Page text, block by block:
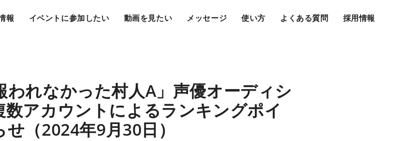
報 イベントに参加したい 動画を見たい メッセージ 使い方 よくある質問 採用情報
われなかった村人A」声優オーディシ
数アカウントによるランキングポイ
（2024年9月30日）